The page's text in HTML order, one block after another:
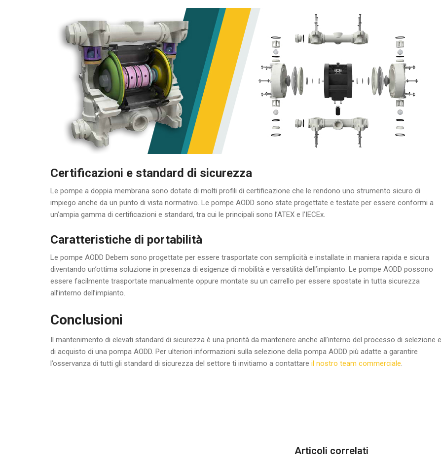
Certificazioni e standard di sicurezza
Le pompe a doppia membrana sono dotate di molti profili di certificazione che le rendono uno strumento sicuro di
impiego anche da un punto di vista normativo. Le pompe AODD sono state progettate e testate per essere conformi a
un’ampia gamma di certificazioni e standard, tra cui le principali sono l’ATEX e l’IECEx.
Caratteristiche di portabilità
Le pompe AODD Debem sono progettate per essere trasportate con semplicità e installate in maniera rapida e sicura
diventando un’ottima soluzione in presenza di esigenze di mobilità e versatilità dell’impianto. Le pompe AODD possono
essere facilmente trasportate manualmente oppure montate su un carrello per essere spostate in tutta sicurezza
all’interno dell’impianto.
Conclusioni
Il mantenimento di elevati standard di sicurezza è una priorità da mantenere anche all’interno del processo di selezione e
di acquisto di una pompa AODD. Per ulteriori informazioni sulla selezione della pompa AODD più adatte a garantire
l’osservanza di tutti gli standard di sicurezza del settore ti invitiamo a contattare il nostro team commerciale.
Articoli correlati